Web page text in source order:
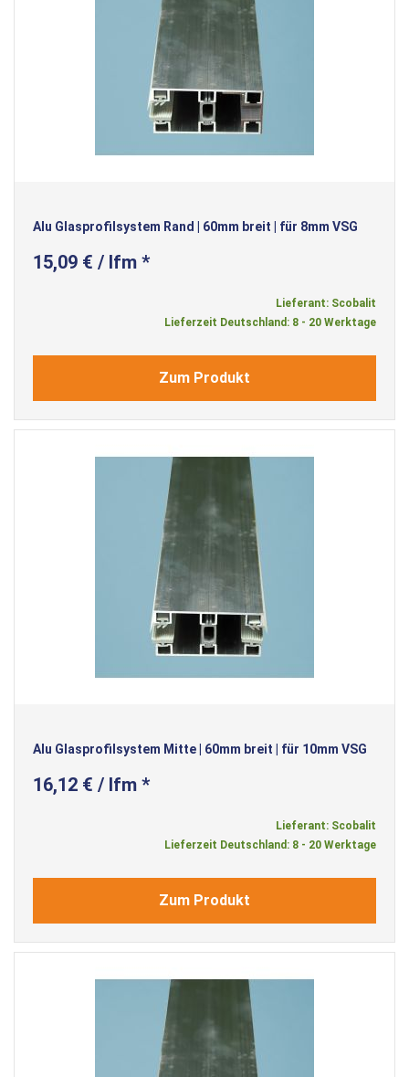
Alu Glasprofilsystem Rand | 60mm breit | für 8mm VSG
15,09 € / lfm *
Lieferant: Scobalit
Lieferzeit Deutschland: 8 - 20 Werktage
Zum Produkt
Alu Glasprofilsystem Mitte | 60mm breit | für 10mm VSG
16,12 € / lfm *
Lieferant: Scobalit
Lieferzeit Deutschland: 8 - 20 Werktage
Zum Produkt